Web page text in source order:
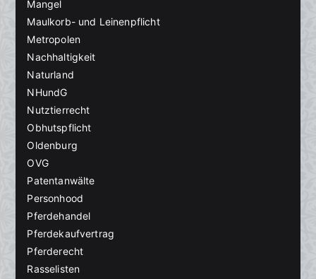
Mangel
Maulkorb- und Leinenpflicht
Metropolen
Nachhaltigkeit
Naturland
NHundG
Nutztierrecht
Obhutspflicht
Oldenburg
OVG
Patentanwälte
Personhood
Pferdehandel
Pferdekaufvertrag
Pferderecht
Rasselisten